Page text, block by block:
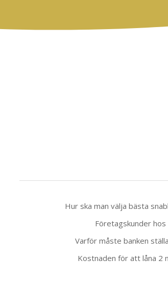
Hur ska man välja bästa
Företagskunder hos
Varför måste banken
Kostnaden för att låna 2